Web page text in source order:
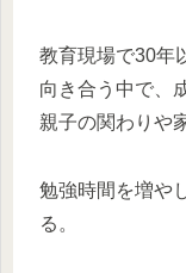
教育現場で30年
向き合う中で、
親子の関わりや
勉強時間を増や
る。